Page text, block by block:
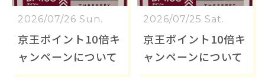
2026/07/26 Sun.
京王ポイント10倍キ
ャンペーンについて
2026/07/25 Sat.
京王ポイント10倍キ
ャンペーンについて